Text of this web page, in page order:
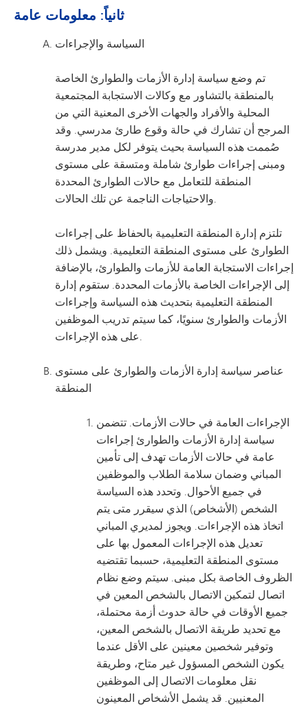
ثانياً: معلومات عامة
السياسة والإجراءات
تم وضع سياسة إدارة الأزمات والطوارئ الخاصة
بالمنطقة بالتشاور مع وكالات الاستجابة المجتمعية
المحلية والأفراد والجهات الأخرى المعنية التي من
المرجح أن تشارك في حالة وقوع طارئ مدرسي. وقد
صُممت هذه السياسة بحيث يتوفر لكل مدير مدرسة
ومبنى إجراءات طوارئ شاملة ومتسقة على مستوى
المنطقة للتعامل مع حالات الطوارئ المحددة
والاحتياجات الناجمة عن تلك الحالات.
تلتزم إدارة المنطقة التعليمية بالحفاظ على إجراءات
الطوارئ على مستوى المنطقة التعليمية. ويشمل ذلك
إجراءات الاستجابة العامة للأزمات والطوارئ، بالإضافة
إلى الإجراءات الخاصة بالأزمات المحددة. ستقوم إدارة
المنطقة التعليمية بتحديث هذه السياسة وإجراءات
الأزمات والطوارئ سنويًا، كما سيتم تدريب الموظفين
على هذه الإجراءات.
عناصر سياسة إدارة الأزمات والطوارئ على مستوى
المنطقة
الإجراءات العامة في حالات الأزمات. تتضمن
سياسة إدارة الأزمات والطوارئ إجراءات
عامة في حالات الأزمات تهدف إلى تأمين
المباني وضمان سلامة الطلاب والموظفين
في جميع الأحوال. وتحدد هذه السياسة
الشخص (الأشخاص) الذي سيقرر متى يتم
اتخاذ هذه الإجراءات. ويجوز لمديري المباني
تعديل هذه الإجراءات المعمول بها على
مستوى المنطقة التعليمية، حسبما تقتضيه
الظروف الخاصة بكل مبنى. سيتم وضع نظام
اتصال لتمكين الاتصال بالشخص المعين في
جميع الأوقات في حالة حدوث أزمة محتملة،
مع تحديد طريقة الاتصال بالشخص المعين،
وتوفير شخصين معينين على الأقل عندما
يكون الشخص المسؤول غير متاح، وطريقة
نقل معلومات الاتصال إلى الموظفين
المعنيين. قد يشمل الأشخاص المعينون